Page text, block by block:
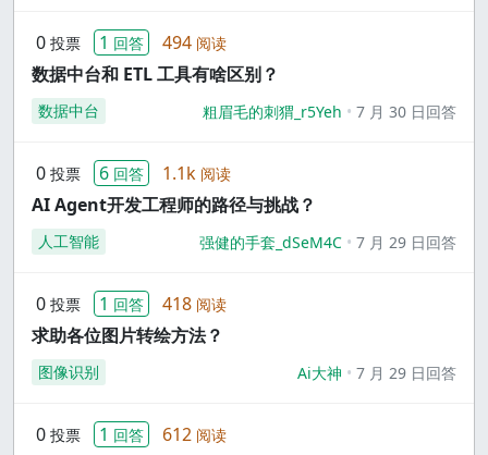
0 投票 1 回答 494 阅读
数据中台和 ETL 工具有啥区别？
数据中台 粗眉毛的刺猬_r5Yeh 7 月 30 日回答
0 投票 6 回答 1.1k 阅读
AI Agent开发工程师的路径与挑战？
人工智能 强健的手套_dSeM4C 7 月 29 日回答
0 投票 1 回答 418 阅读
求助各位图片转绘方法？
图像识别 Ai大神 7 月 29 日回答
0 投票 1 回答 612 阅读